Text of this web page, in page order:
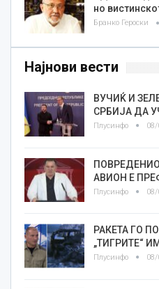
но
Бранко Героски
Најнови вести
ВУЧИЌ И
СРБИЈА ДА
Плусинфо
АВИОН Е
Плусинфо
РАКЕТА ГО
„ТИГРИТЕ“
Плусинфо